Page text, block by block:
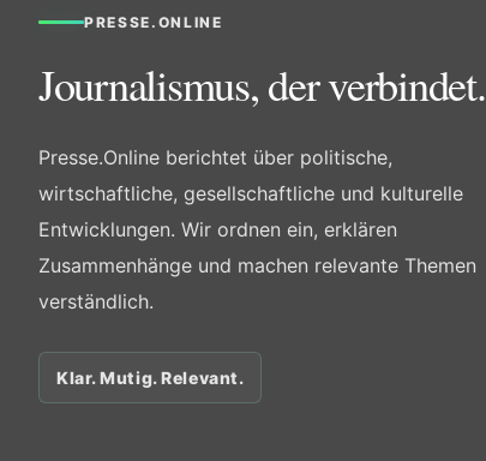
PRESSE.ONLINE
Journalismus, der verbindet.
Presse.Online berichtet über politische,
wirtschaftliche, gesellschaftliche und kulturelle
Entwicklungen. Wir ordnen ein, erklären
Zusammenhänge und machen relevante Themen
verständlich.
Klar. Mutig. Relevant.